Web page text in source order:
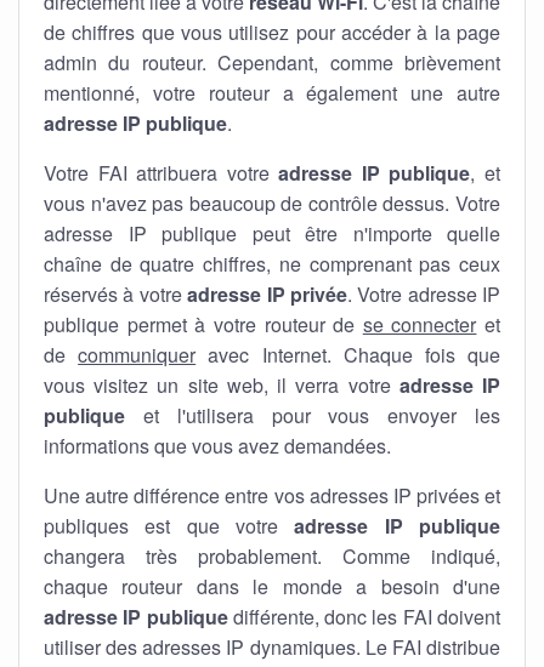
de chiffres que vous utilisez pour accéder à la page
admin du routeur. Cependant, comme brièvement
mentionné, votre routeur a également une autre
adresse IP publique.
Votre FAI attribuera votreadresse IP publique, et
vous n'avez pas beaucoup de contrôle dessus. Votre
adresse IP publique peut être n'importe quelle
chaîne de quatre chiffres, ne comprenant pas ceux
réservés à votreadresse IP privée. Votre adresse IP
publique permet à votre routeur de se connecter et
decommuniquer avec Internet. Chaque fois que
vous visitez un site web, il verra votre adresse IP
publique et l'utilisera pour vous envoyer les
informations que vous avez demandées.
Une autre différence entre vos adresses IP privées et
publiques est que votreadresse IP publique
changera très probablement. Comme indiqué,
chaque routeur dans le monde a besoin d'une
adresse IP publiquedifférente, donc les FAI doivent
utiliser des adresses IP dynamiques. Le FAI distribue